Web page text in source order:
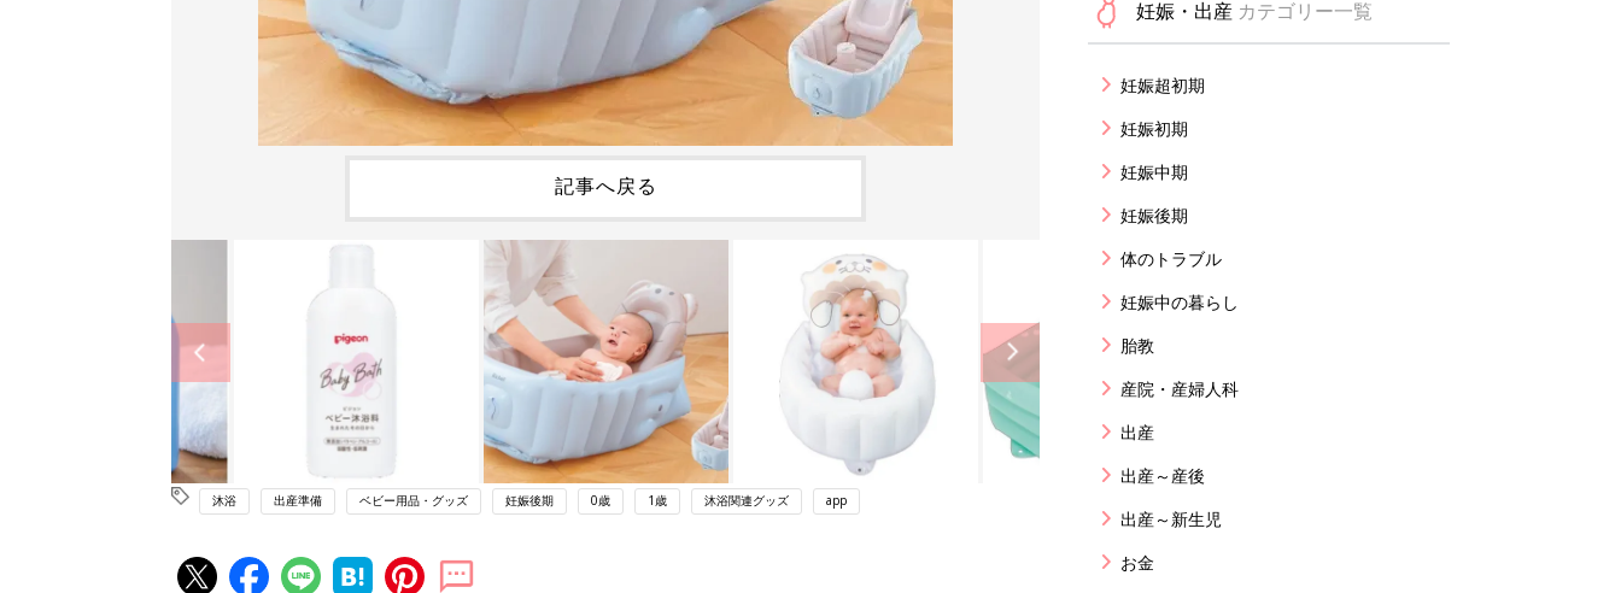
記事へ戻る
沐浴 出産準備 ベビー用品・グッズ 妊娠後期 0歳 1歳 沐浴関連グッズ app
妊娠・出産 カテゴリー一覧
妊娠超初期
妊娠初期
妊娠中期
妊娠後期
体のトラブル
妊娠中の暮らし
胎教
産院・産婦人科
出産
出産～産後
出産～新生児
お金